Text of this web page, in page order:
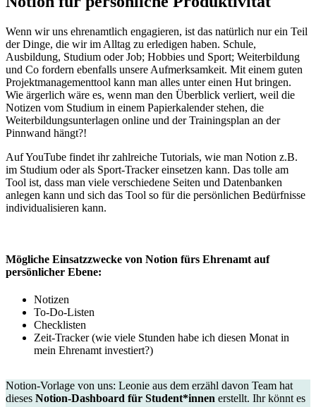
Wenn wir uns ehrenamtlich engagieren, ist das natürlich nur ein Teil
der Dinge, die wir im Alltag zu erledigen haben. Schule,
Ausbildung, Studium oder Job; Hobbies und Sport; Weiterbildung
und Co fordern ebenfalls unsere Aufmerksamkeit. Mit einem guten
Projektmanagementtool kann man alles unter einen Hut bringen.
Wie ärgerlich wäre es, wenn man den Überblick verliert, weil die
Notizen vom Studium in einem Papierkalender stehen, die
Weiterbildungsunterlagen online und der Trainingsplan an der
Pinnwand hängt?!
Auf YouTube findet ihr zahlreiche Tutorials, wie man Notion z.B.
im Studium oder als Sport-Tracker einsetzen kann. Das tolle am
Tool ist, dass man viele verschiedene Seiten und Datenbanken
anlegen kann und sich das Tool so für die persönlichen Bedürfnisse
individualisieren kann.
Mögliche Einsatzzwecke von Notion fürs Ehrenamt auf
persönlicher Ebene:
Notizen
To-Do-Listen
Checklisten
Zeit-Tracker (wie viele Stunden habe ich diesen Monat in
mein Ehrenamt investiert?)
Notion-Vorlage von uns: Leonie aus dem erzähl davon Team hat
dieses Notion-Dashboard für Student*innen erstellt. Ihr könnt es